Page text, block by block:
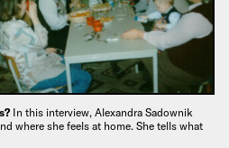
In this interview, Alexandra Sadownik
where she feels at home. She tells what